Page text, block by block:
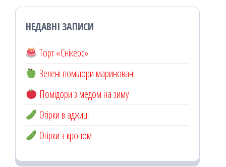
НЕДАВНІ ЗАПИСИ
Торт «Снікерс»
Зелені помідори мариновані
Помідори з медом на зиму
Огірки в аджиці
Огірки з кропом